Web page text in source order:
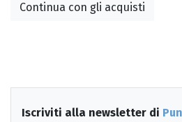
Continua con gli acquisti
Iscriviti alla newsletter di